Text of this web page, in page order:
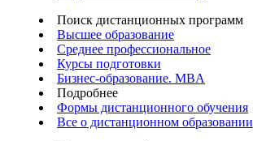
Поиск дистанционных программ
Высшее образование
Среднее профессиональное
Курсы подготовки
Бизнес-образование. MBA
Подробнее
Формы дистанционного обучения
Все о дистанционном образовании